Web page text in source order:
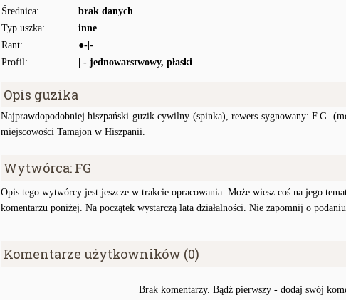
Średnica:
brak danych
Typ uszka:
inne
Rant:
●-|-
Profil:
| - jednowarstwowy, płaski
Opis guzika
Najprawdopodobniej hiszpański guzik cywilny (spinka), rewers sygnowany: F.G.
miejscowości Tamajon w Hiszpanii.
Wytwórca: FG
Opis tego wytwórcy jest jeszcze w trakcie opracowania. Może wiesz coś na jego
komentarzu poniżej. Na początek wystarczą lata działalności. Nie zapomnij o
Komentarze użytkowników (0)
Brak komentarzy. Bądź pierwszy - dodaj swój